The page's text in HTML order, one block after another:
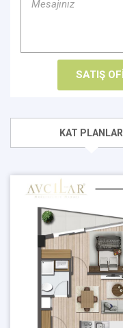
KAT PLANLARI